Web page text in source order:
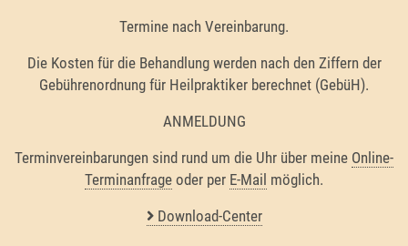
Termine nach Vereinbarung.
Die Kosten für die Behandlung werden nach den Ziffern der
Gebührenordnung für Heilpraktiker berechnet (GebüH).
ANMELDUNG
Terminvereinbarungen sind rund um die Uhr über meine Online-
Terminanfrage oder per E-Mail möglich.
Download-Center